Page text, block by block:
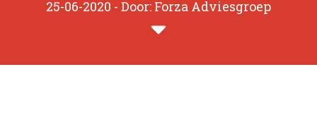
25-06-2020 - Door: Forza Adviesgroep